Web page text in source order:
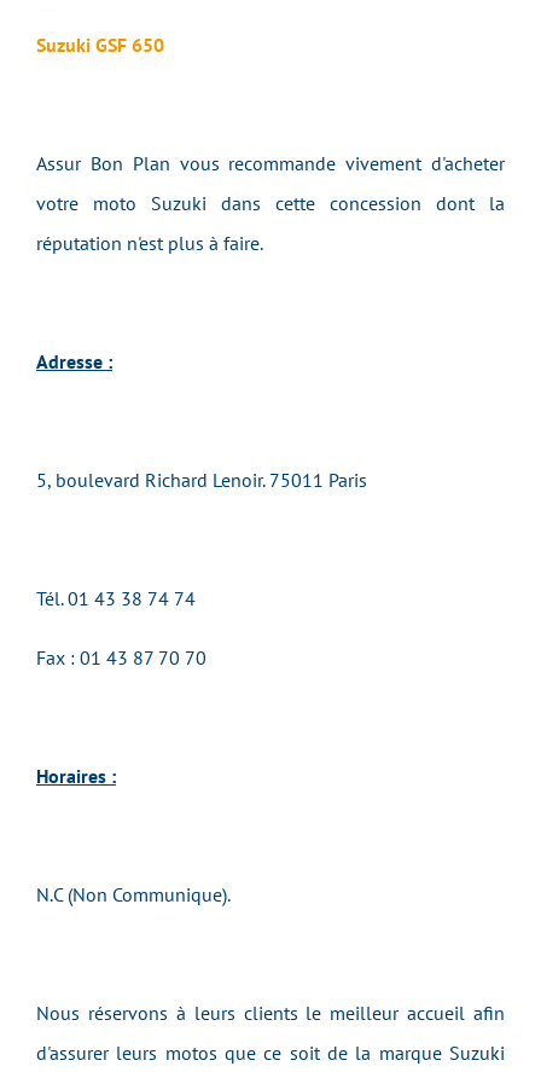
Suzuki GSF 650
Assur Bon Plan vous recommande vivement d'acheter
votre moto Suzuki dans cette concession dont la
réputation n'est plus à faire.
Adresse :
5, boulevard Richard Lenoir. 75011 Paris
Tél.01 43 38 74 74
Fax : 01 43 87 70 70
Horaires :
N.C (Non Communique).
Nous réservons à leurs clients le meilleur accueil afin
d'assurer leurs motos que ce soit de la marque Suzuki